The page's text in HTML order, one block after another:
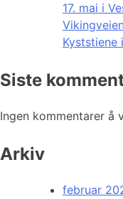
17. mai i
Kyststiene
Siste
Ingen kommentarer å
Arkiv
februar